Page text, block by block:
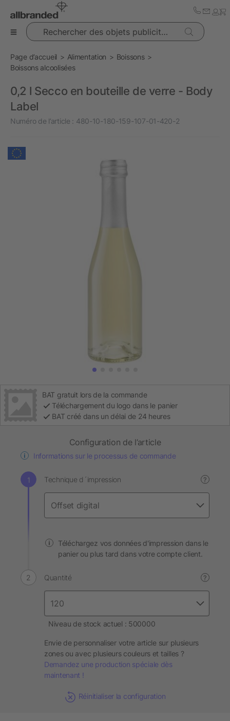
Rechercher des objets publicitaires
Page d’accueil Alimentation
Boissons
Boissons alcoolisées
0,2 l Secco en bouteille de verre - Body
Label
Numéro de l’article : 480-10-180-159-107-01-420-2
BAT gratuit lors de la commande
Téléchargement du logo dans le panier
BAT créé dans un délai de 24 heures
Configuration de l’article
Informations sur le processus de commande
Technique d´impression ?
Téléchargez vos données d'impression dans le
panier ou plus tard dans votre compte client.
Quantité ?
Niveau de stock actuel : 500000
Envie de personnaliser votre article sur plusieurs
zones ou avec plusieurs couleurs et tailles ?
Demandez une production spéciale dès
maintenant !
Réinitialiser la configuration